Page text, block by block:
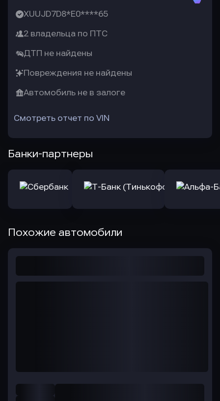
XUUJD7D8*E0****65
2 владельца по ПТС
ДТП не найдены
Повреждения не найдены
Автомобиль не в залоге
Смотреть отчет по VIN
Банки-партнеры
Похожие автомобили